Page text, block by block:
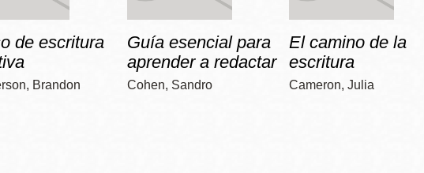
de escritura
Brandon
Guía esencial para
aprender a redactar
Cohen, Sandro
El camino de la
escritura
Cameron, Julia